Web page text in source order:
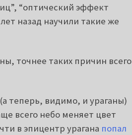
“оптический эффект
назад научили такие же
точнее таких причин всего
теперь, видимо, и ураганы)
всего небо меняет цвет
в эпицентр урагана попал